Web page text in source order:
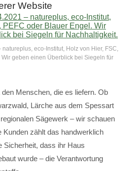
Website
eco-Institut, Holz von Hier, FSC,
Wir geben einen Überblick bei Siegeln für
Menschen, die es liefern. Ob
Lärche aus dem Spessart
Sägewerk – wir schauen
Kunden zählt das handwerklich
Sicherheit, dass ihr Haus
wurde – die Verantwortung